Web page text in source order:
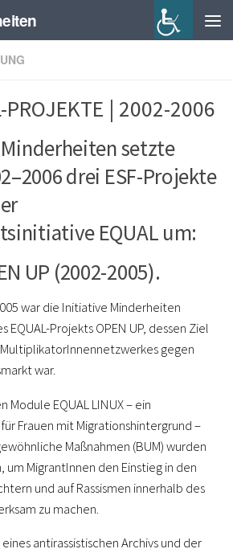
PROJEKTE | 2002-2006
setzte
drei ESF-Projekte
EQUAL um:
UP (2002-2005).
war die Initiative Minderheiten
EQUAL-Projekts OPEN UP, dessen Ziel
gegen
war.
Module EQUAL LINUX – ein
Frauen mit Migrationshintergrund –
Maßnahmen (BUM) wurden
MigrantInnen den Einstieg in den
und auf Rassismen innerhalb des
zu machen.
antirassistischen Archivs und der